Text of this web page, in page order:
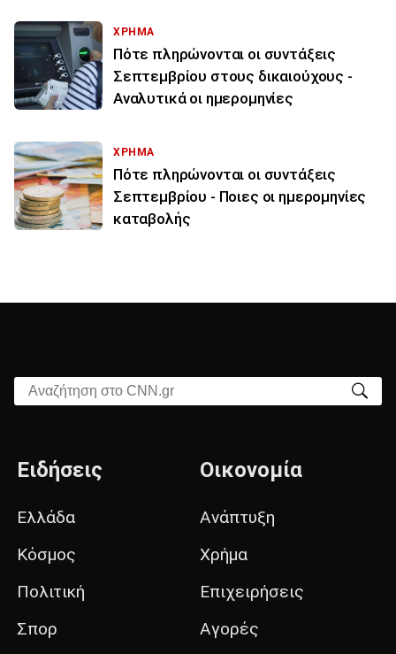
ΧΡΗΜΑ
Πότε πληρώνονται οι συντάξεις
Σεπτεμβρίου στους δικαιούχους -
Αναλυτικά οι ημερομηνίες
ΧΡΗΜΑ
Πότε πληρώνονται οι συντάξεις
Σεπτεμβρίου - Ποιες οι ημερομηνίες
καταβολής
Αναζήτηση στο CNN.gr
Ειδήσεις
Ελλάδα
Κόσμος
Πολιτική
Σπορ
Οικονομία
Ανάπτυξη
Χρήμα
Επιχειρήσεις
Αγορές